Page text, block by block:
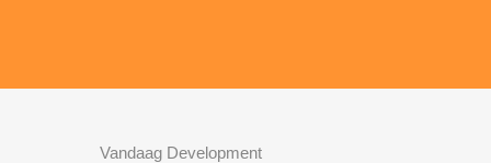
Vandaag Development